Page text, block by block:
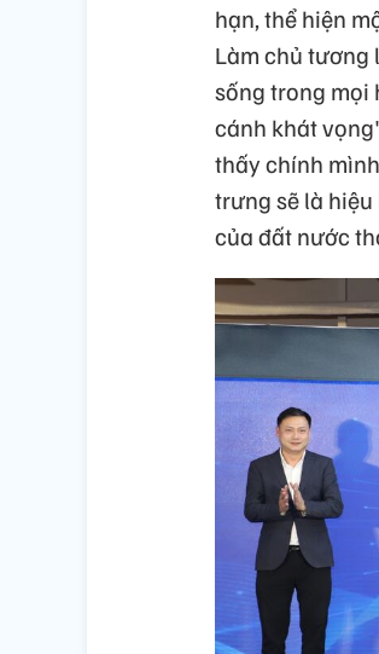
hạn, thể hiện
Làm chủ tương
sống trong mọi
cánh khát
thấy chính
trưng sẽ là
của đất nước